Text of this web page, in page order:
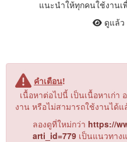
แนะนำให้ทุกคนใช้งานเ
ดูแล้ว
คำเตือน!
เนื้อหาต่อไปนี้ เป็นเนื้อหาเก่า
งาน หรือไม่สามารถใช้งานได้แ
ลองดูที่ใหม่กว่า https://
arti_id=779 เป็นแนวทาง